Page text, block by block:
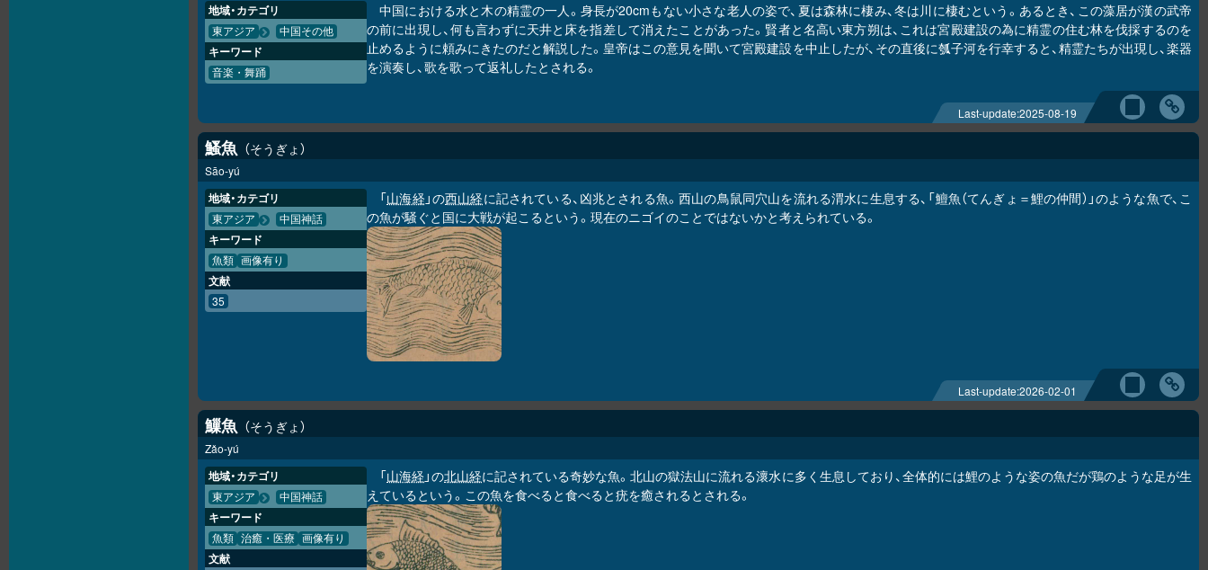
中国における水と木の精霊の一人。身長が20cmもない小さな老人の姿で、夏は森林に棲み、冬は川に棲むという。あるとき、この藻居が漢の武帝
の前に出現し、何も言わずに天井と床を指差して消えたことがあった。賢者と名高い東方朔は、これは宮殿建設の為に精霊の住む林を伐採するのを
止めるように頼みにきたのだと解説した。皇帝はこの意見を聞いて宮殿建設を中止したが、その直後に瓠子河を行幸すると、精霊たちが出現し、楽器
を演奏し、歌を歌って返礼したとされる。
地域・カテゴリ
東アジア 中国その他
キーワード
音楽・舞踊
Last-update:2025-08-19
鰠魚 そうぎょ
Sāo-yú
「山海経 」の西山経に記されている、凶兆とされる魚。西山の鳥鼠同穴山を流れる渭水に生息する、「鱣魚（てんぎょ＝鯉の仲間）」のような魚で、こ
の魚が騒ぐと国に大戦が起こるという。現在のニゴイのことではないかと考えられている。
地域・カテゴリ
東アジア 中国神話
キーワード
魚類 画像有り
文献
35
Last-update:2026-02-01
䲃魚 そうぎょ
Zǎo-yú
「山海経 」の北山経に記されている奇妙な魚。北山の獄法山に流れる瀤水に多く生息しており、全体的には鯉のような姿の魚だが鶏のような足が生
えているという。この魚を食べると食べると疣を癒されるとされる。
地域・カテゴリ
東アジア 中国神話
キーワード
魚類 治癒・医療 画像有り
文献